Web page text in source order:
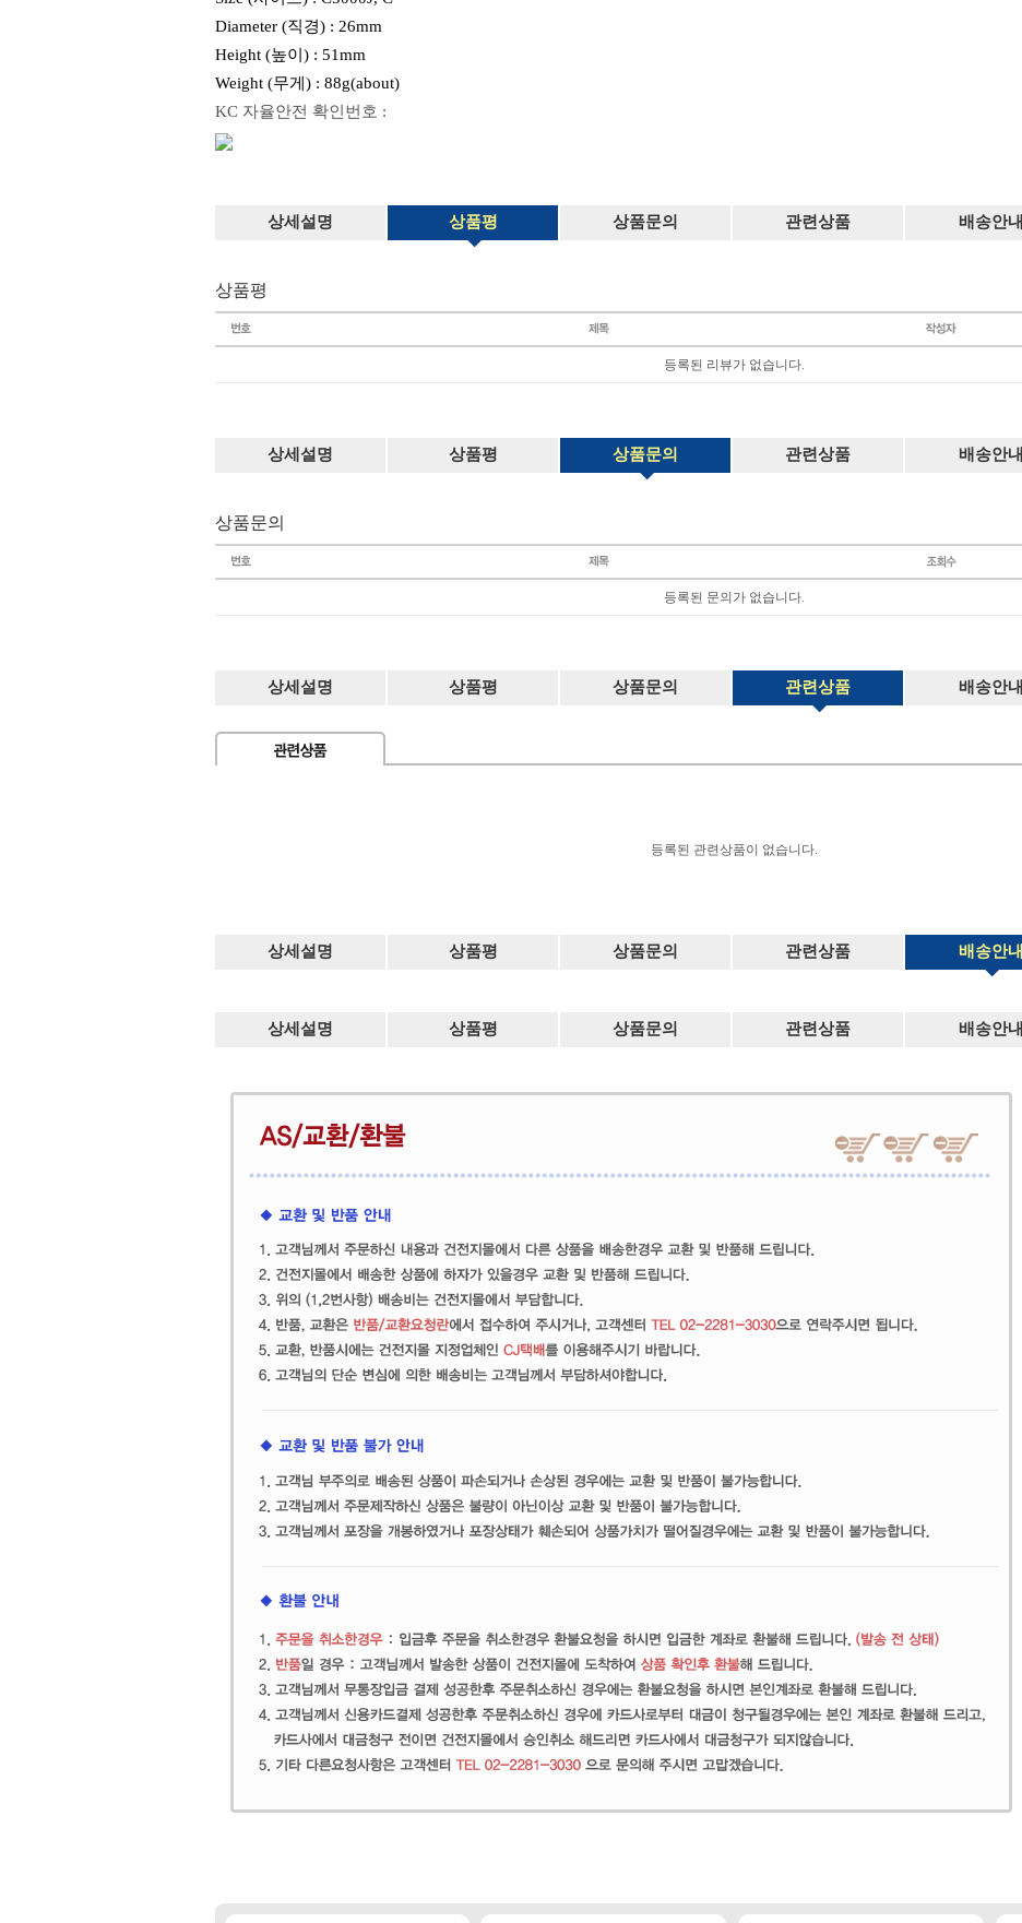
Diameter (직경) : 26mm
Height (높이) : 51mm
Weight (무게) : 88g(about)
KC 자율안전 확인번호 :
상세설명 상품평 상품문의 관련상품 배송안내
상품평
등록된 리뷰가 없습니다.
상세설명 상품평 상품문의 관련상품 배송안내
상품문의
등록된 문의가 없습니다.
상세설명 상품평 상품문의 관련상품 배송안내
등록된 관련상품이 없습니다.
상세설명 상품평 상품문의 관련상품 배송안내
상세설명 상품평 상품문의 관련상품 배송안내